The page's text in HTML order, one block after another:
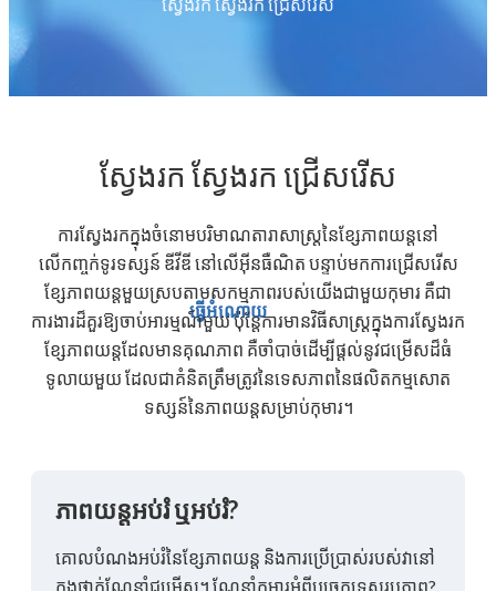
ធ្វើអំណោយ
ស្វែងរក ស្វែងរក ជ្រើសរើស
ការស្វែងរកក្នុងចំនោមបរិមាណតារាសាស្ត្រនៃខ្សែភាពយន្តនៅ
លើកញ្ចក់ទូរទស្សន៍ ឌីវីឌី នៅលើអ៊ីនធឺណិត បន្ទាប់មកការជ្រើសរើស
ខ្សែភាពយន្តមួយស្របតាមសកម្មភាពរបស់យើងជាមួយកុមារ គឺជា
ការងារដ៏គួរឱ្យចាប់អារម្មណ៍មួយ ប៉ុន្តែការមានវិធីសាស្រ្តក្នុងការស្វែងរក
ខ្សែភាពយន្តដែលមានគុណភាព គឺចាំបាច់ដើម្បីផ្តល់នូវជម្រើសដ៏ធំ
ទូលាយមួយ ដែលជាគំនិតត្រឹមត្រូវនៃទេសភាពនៃផលិតកម្មសោត
ទស្សន៍នៃភាពយន្តសម្រាប់កុមារ។
ភាពយន្តអប់រំ ឬអប់រំ?
គោលបំណងអប់រំនៃខ្សែភាពយន្ត និងការប្រើប្រាស់របស់វានៅ
ក្នុងថ្នាក់ណែនាំជម្រើស។ ណែនាំកុមារអំពីបច្ចេកទេសរូបភាព?